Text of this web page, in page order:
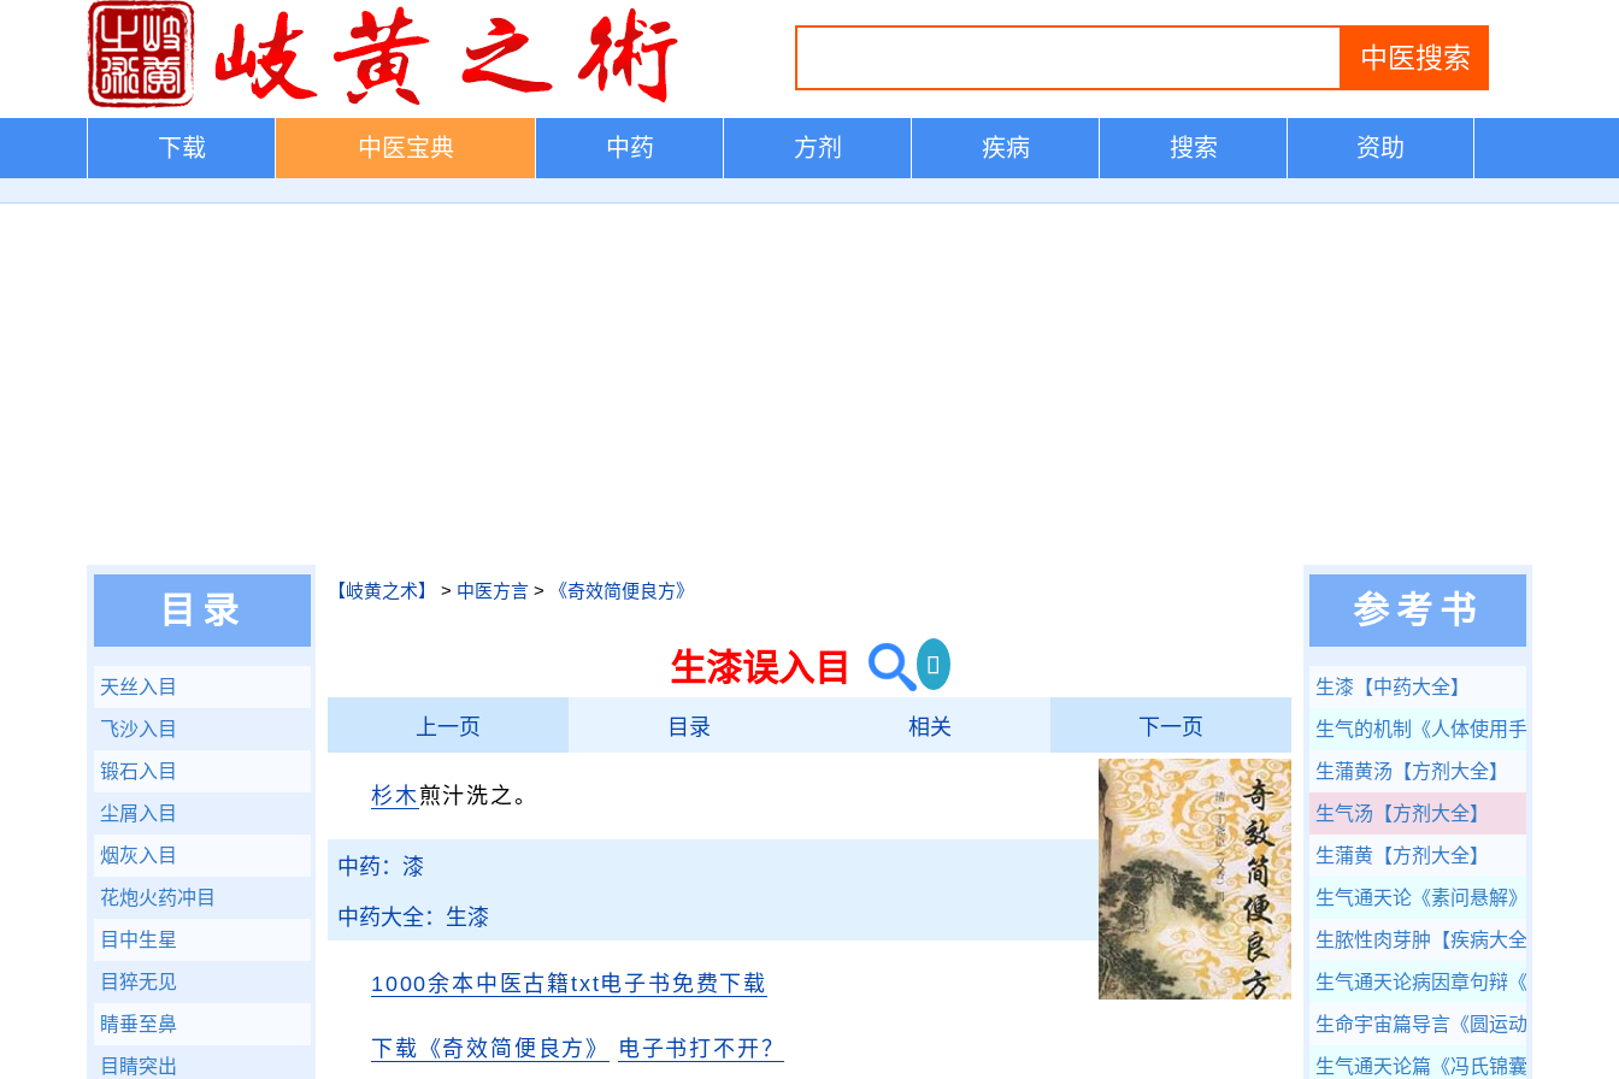
下载 中医宝典 中药 方剂 疾病 搜索 资助
【岐黄之术】 > 中医方言 > 《奇效简便良方》
生漆误入目
上一页 目录 相关 下一页
杉木煎汁洗之。
中药：漆
中药大全：生漆
1000余本中医古籍txt电子书免费下载
下载《奇效简便良方》 电子书打不开？
目录
天丝入目
飞沙入目
锻石入目
尘屑入目
烟灰入目
花炮火药冲目
目中生星
目猝无见
睛垂至鼻
目睛突出
参考书
生漆 【中药大全】
生气的机制 《人体使用手册》
生蒲黄汤 【方剂大全】
生气汤 【方剂大全】
生蒲黄 【方剂大全】
生气通天论 《素问悬解》
生脓性肉芽肿 【疾病大全】
生气通天论病因章句辩 《格致余论
生命宇宙篇导言 《圆运动的古中医
生气通天论篇 《冯氏锦囊秘录》